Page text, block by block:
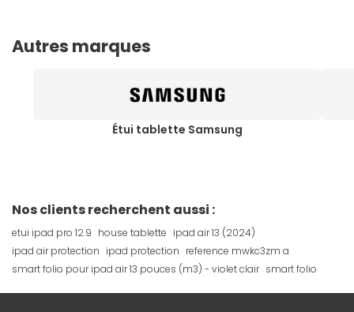
Autres marques
Étui tablette Samsung
Nos clients recherchent aussi :
etui ipad pro 12.9 house tablette ipad air 13 (2024)
ipad air protection ipad protection reference mwkc3zm a
smart folio pour ipad air 13 pouces (m3) - violet clair smart folio